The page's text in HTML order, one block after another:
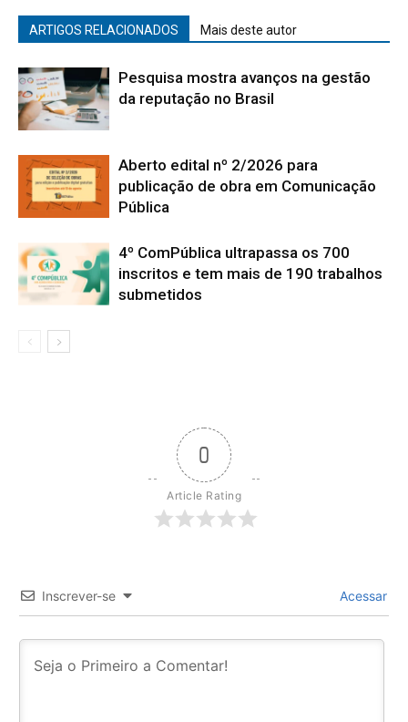
ARTIGOS RELACIONADOS Mais deste autor
Pesquisa mostra avanços na gestão
da reputação no Brasil
Aberto edital nº 2/2026 para
publicação de obra em Comunicação
Pública
4º ComPública ultrapassa os 700
inscritos e tem mais de 190 trabalhos
submetidos
0
Article Rating
Inscrever-se Acessar